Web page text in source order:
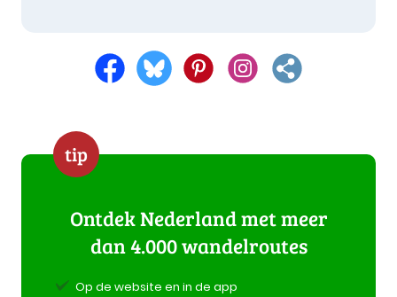
tip
Ontdek Nederland met meer
dan 4.000 wandelroutes
Op de website en in de app